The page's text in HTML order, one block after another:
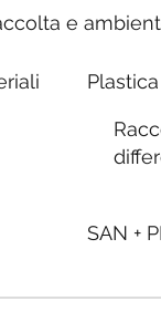
e
Plastica
SAN +